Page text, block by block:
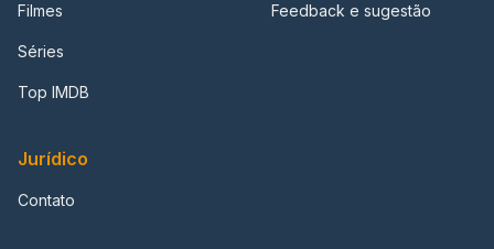
Filmes
Séries
Top IMDB
Feedback e sugestão
Jurídico
Contato